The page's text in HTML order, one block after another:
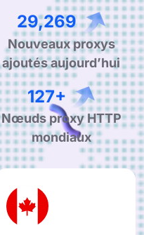
43,630
Nouveaux proxys
ajoutés aujourd’hui
190+
Nœuds proxy HTTP
mondiaux